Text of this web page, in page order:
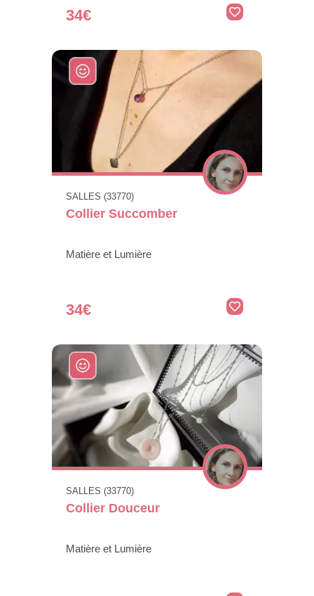
34€
SALLES (33770)
Collier Succomber
Matière et Lumière
34€
SALLES (33770)
Collier Douceur
Matière et Lumière